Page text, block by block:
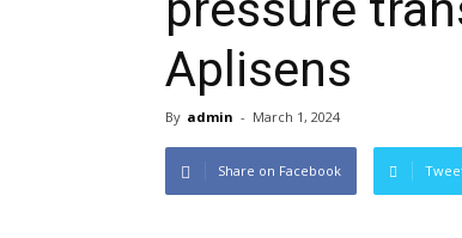
Aplisens
By admin - March 1, 2024
Share on Facebook